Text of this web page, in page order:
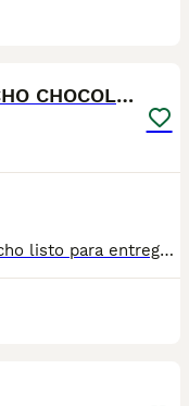
DISPONIBLE CHIHUAHUA MACHO CHOCOLATE
DISPONIBLE cachorro chihuahua macho listo para entregarla miniatura toy tamaño muy pequeño . FOTOS REALES. Tiene muy buen carácter criado en entorno familiar cariñosos y muy jugueton ideal para compañías se entrega revisado por nuestro veterinario desparacitado con dos vacunas. enseñado hacer sus necesidades en empapadera se envia a todas españa más información por WhatsApp o llamadas 602212186 saludo